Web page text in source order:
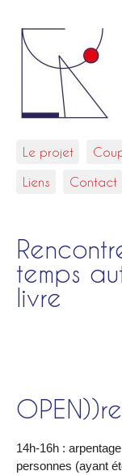
Le projet
Liens Contact
temps
livre
14h-16h :
personnes (ayant